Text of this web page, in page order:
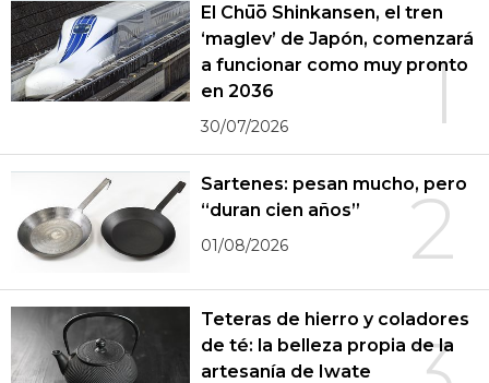
1
El Chūō Shinkansen, el tren
‘maglev’ de Japón, comenzará
a funcionar como muy pronto
en 2036
30/07/2026
2
Sartenes: pesan mucho, pero
“duran cien años”
01/08/2026
Teteras de hierro y coladores
de té: la belleza propia de la
artesanía de Iwate